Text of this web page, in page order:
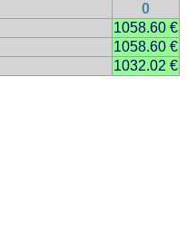
0
1058.60 €
1058.60 €
1032.02 €